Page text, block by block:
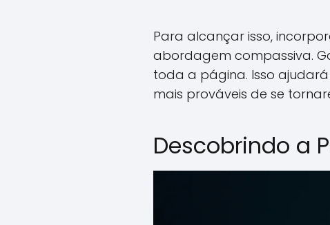
Para alcançar isso,
abordagem compassiva.
toda a página. Isso
mais prováveis de se
Descobrindo a